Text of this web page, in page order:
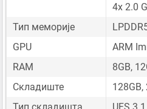
4x 2.0
Тип меморије
GPU
ARM
RAM
8GB,
Складиште
128GB,